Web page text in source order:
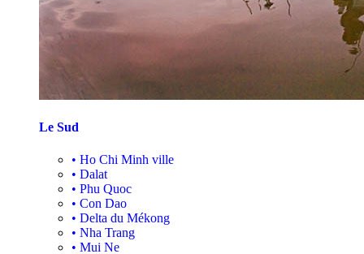
Le Sud
• Ho Chi Minh ville
• Dalat
• Phu Quoc
• Con Dao
• Delta du Mékong
• Nha Trang
• Mui Ne